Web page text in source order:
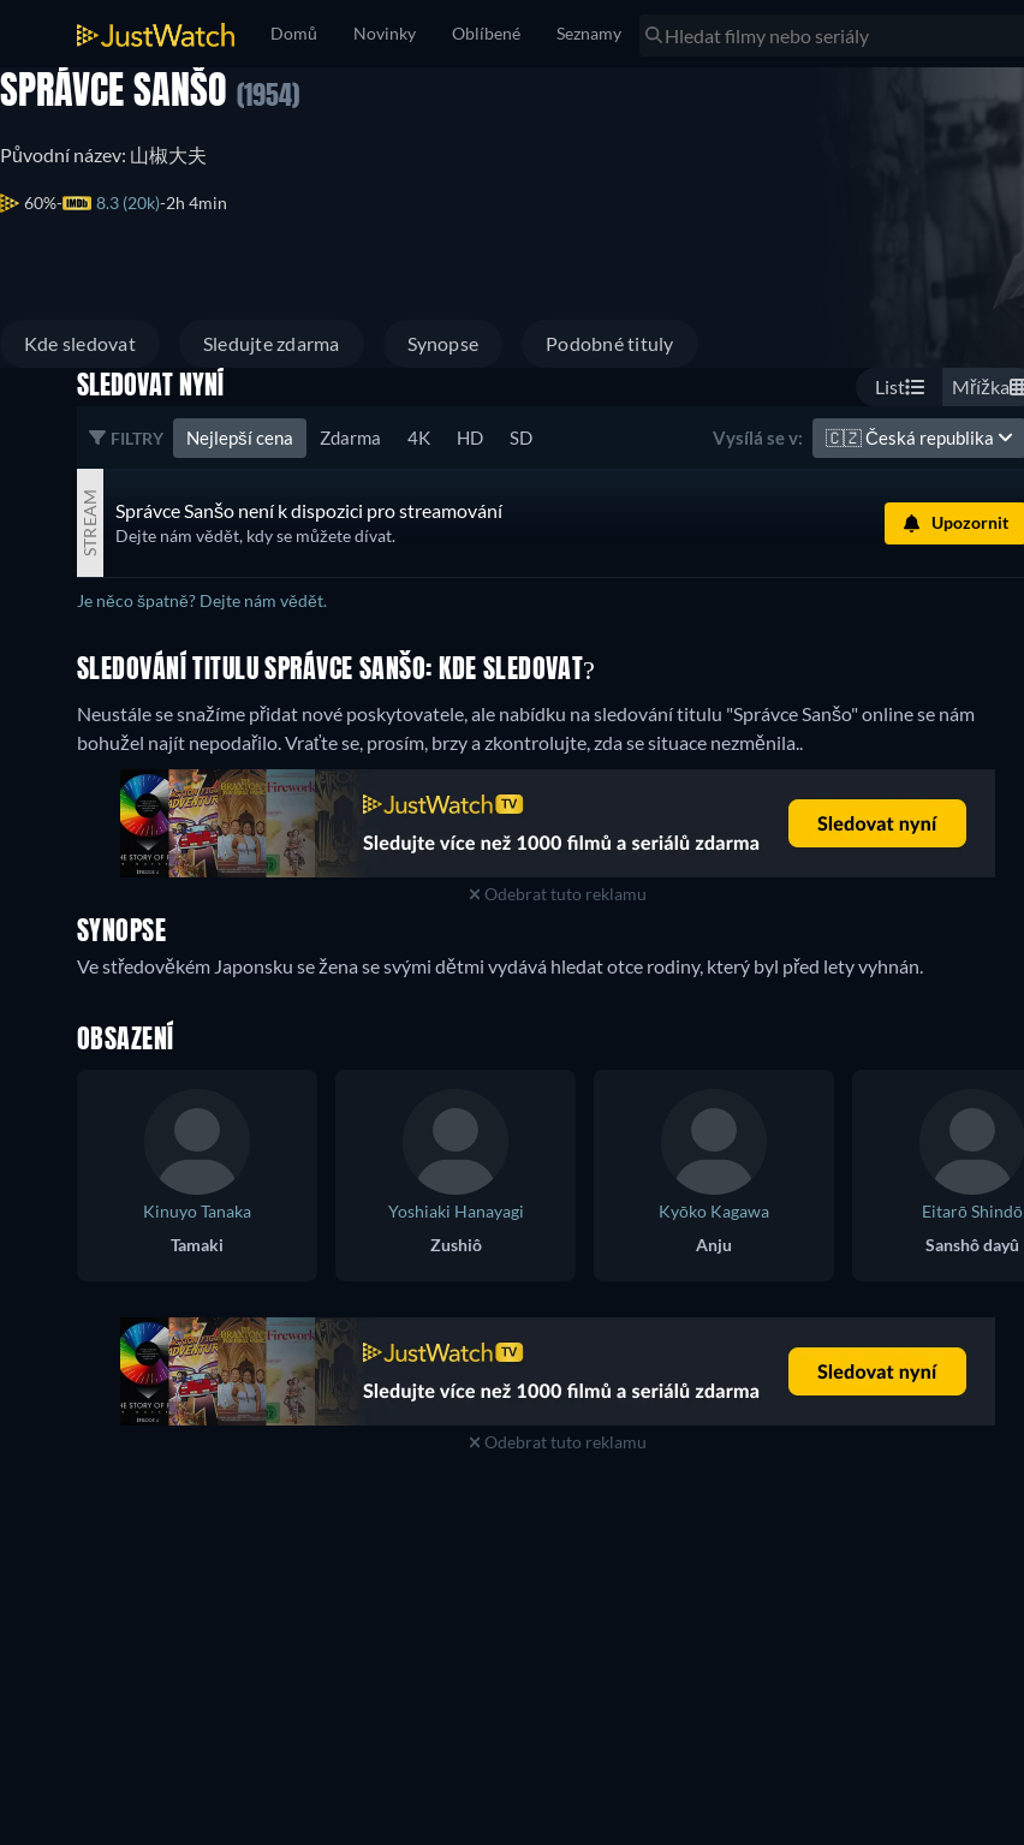
Domů Novinky Oblíbené Seznamy
SPRÁVCE SANŠO (1954)
Původní název: 山椒大夫
60% 8.3 (20k) 2h 4min
Kde sledovat Sledujte zdarma Synopse Podobné tituly
SLEDOVAT NYNÍ List Mřížka
FILTRY Nejlepší cena Zdarma 4K HD SD Vysílá se v: 🇨🇿Česká republika
STREAM Správce Sanšo není k dispozici pro streamování
Dejte nám vědět, kdy se můžete dívat.
Upozornit
Je něco špatně? Dejte nám vědět.
SLEDOVÁNÍ TITULU SPRÁVCE SANŠO: KDE SLEDOVAT?
Neustále se snažíme přidat nové poskytovatele, ale nabídku na sledování titulu "Správce Sanšo" online se nám
bohužel najít nepodařilo. Vraťte se, prosím, brzy a zkontrolujte, zda se situace nezměnila..
Odebrat tuto reklamu
SYNOPSE
Ve středověkém Japonsku se žena se svými dětmi vydává hledat otce rodiny, který byl před lety vyhnán.
OBSAZENÍ
Kinuyo Tanaka
Tamaki
Yoshiaki Hanayagi
Zushiô
Kyōko Kagawa
Anju
Eitarō Shindō
Sanshô dayû
Odebrat tuto reklamu